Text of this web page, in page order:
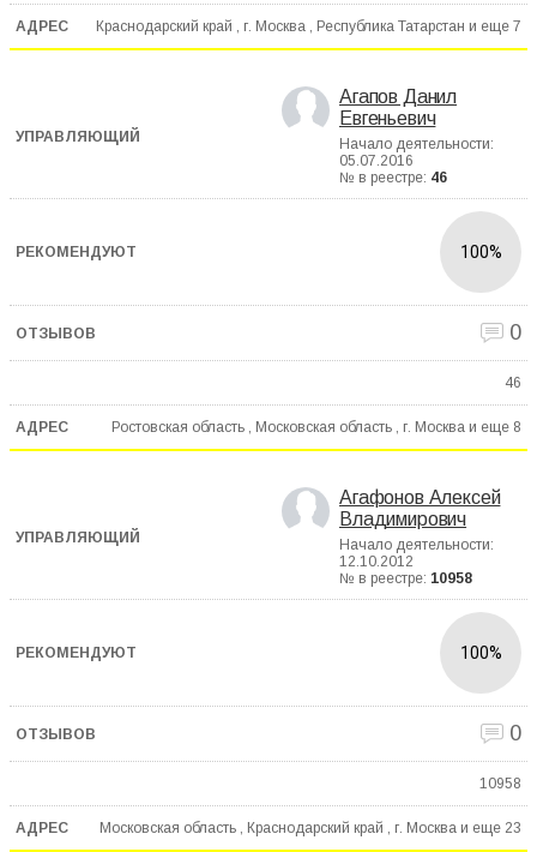
Краснодарский край , г. Москва , Республика Татарстан и еще 7
Агапов Данил
Евгеньевич
Начало деятельности:
05.07.2016
№ в реестре: 46
100%
0
46
Ростовская область , Московская область , г. Москва и еще 8
Агафонов Алексей
Владимирович
Начало деятельности:
12.10.2012
№ в реестре: 10958
100%
0
10958
Московская область , Краснодарский край , г. Москва и еще 23